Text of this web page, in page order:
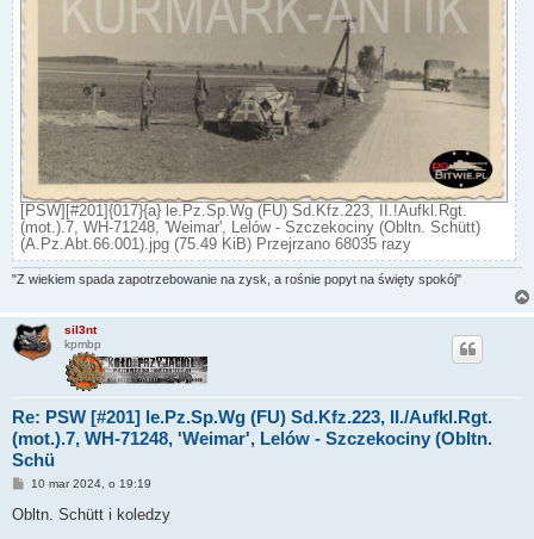
[PSW][#201]{017}{a} le.Pz.Sp.Wg (FU) Sd.Kfz.223, II.!Aufkl.Rgt.
(mot.).7, WH-71248, 'Weimar', Lelów - Szczekociny (Obltn. Schütt)
(A.Pz.Abt.66.001).jpg (75.49 KiB) Przejrzano 68035 razy
"Z wiekiem spada zapotrzebowanie na zysk, a rośnie popyt na święty spokój"
sil3nt
kpmbp
Re: PSW [#201] le.Pz.Sp.Wg (FU) Sd.Kfz.223, II./Aufkl.Rgt.
(mot.).7, WH-71248, 'Weimar', Lelów - Szczekociny (Obltn.
Schü
P
s
10 mar 2024, o 19:19
Obltn. Schütt i koledzy